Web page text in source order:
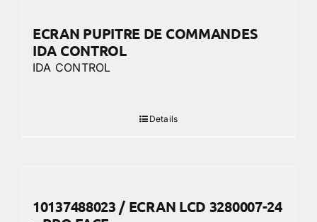
ECRAN PUPITRE DE COMMANDES
IDA CONTROL
IDA CONTROL
Details
10137488023 / ECRAN LCD 3280007-24